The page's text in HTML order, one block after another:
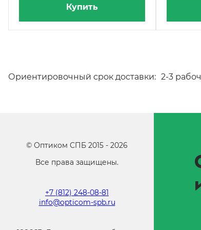
Купить
Ориентировочный срок доставки: 2-3
© Оптиком СПБ 2015 - 2026
Все права защищены.
+7 (812) 248-08-81
info@opticom-spb.ru